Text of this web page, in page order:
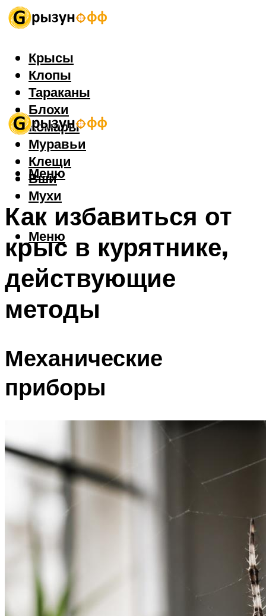
Крысы
Клопы
Тараканы
Блохи
Комары
Муравьи
Клещи
Вши
Мухи
Меню
Меню
Как избавиться от
крыс в курятнике,
действующие
методы
Механические
приборы